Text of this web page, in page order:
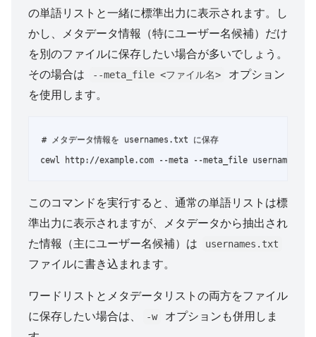
の単語リストと一緒に標準出力に表示されます。し
かし、メタデータ情報（特にユーザー名候補）だけ
を別のファイルに保存したい場合が多いでしょう。
その場合は
--meta_file <ファイル名>
オプション
を使用します。
# メタデータ情報を usernames.txt に保存
cewl http://example.com --meta --meta_file usernames.txt
このコマンドを実行すると、通常の単語リストは標
準出力に表示されますが、メタデータから抽出され
た情報（主にユーザー名候補）は
usernames.txt
ファイルに書き込まれます。
ワードリストとメタデータリストの両方をファイル
に保存したい場合は、
-w
オプションも併用しま